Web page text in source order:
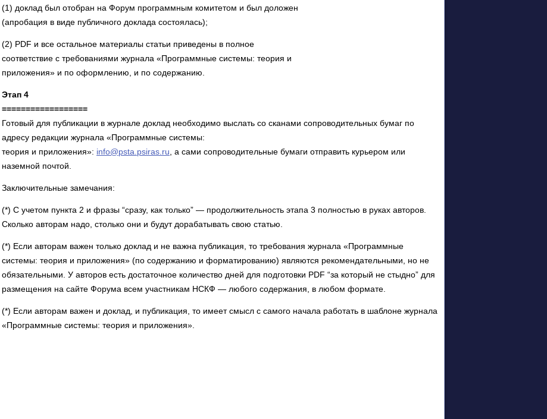
(1) доклад был отобран на Форум программным комитетом и был доложен
(апробация в виде публичного доклада состоялась);
(2) PDF и все остальное материалы статьи приведены в полное
соответствие с требованиями журнала «Программные системы: теория и
приложения» и по оформлению, и по содержанию.
Этап 4
==================
Готовый для публикации в журнале доклад необходимо выслать со сканами сопроводительных бумаг по
адресу редакции журнала «Программные системы:
теория и приложения»: info@psta.psiras.ru , а сами сопроводительные бумаги отправить курьером или
наземной почтой.
Заключительные замечания:
(*) С учетом пункта 2 и фразы “сразу, как только” — продолжительность этапа 3 полностью в руках авторов.
Сколько авторам надо, столько они и будут дорабатывать свою статью.
(*) Если авторам важен только доклад и не важна публикация, то требования журнала «Программные
системы: теория и приложения» (по содержанию и форматированию) являются рекомендательными, но не
обязательными. У авторов есть достаточное количество дней для подготовки PDF “за который не стыдно” для
размещения на сайте Форума всем участникам НСКФ — любого содержания, в любом формате.
(*) Если авторам важен и доклад, и публикация, то имеет смысл с самого начала работать в шаблоне журнала
«Программные системы: теория и приложения».